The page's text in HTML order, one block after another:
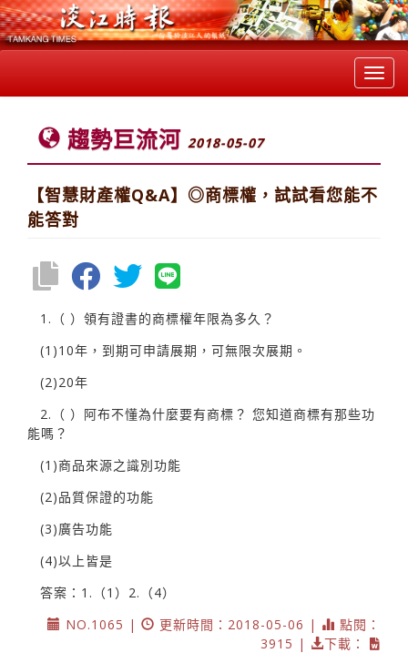
趨勢巨流河 2018-05-07
【智慧財產權Q&A】◎商標權，試試看您能不
能答對
1.（ ）領有證書的商標權年限為多久？
(1)10年，到期可申請展期，可無限次展期。
(2)20年
2.（ ）阿布不懂為什麼要有商標？ 您知道商標有那些功
能嗎？
(1)商品來源之識別功能
(2)品質保證的功能
(3)廣告功能
(4)以上皆是
答案：1.（1）2.（4）
NO.1065 |
更新時間：2018-05-06 |
點閱：
3915 |
下載：